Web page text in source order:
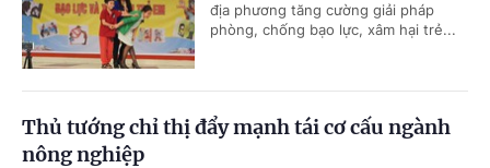
địa phương tăng cường giải pháp
phòng, chống bạo lực, xâm hại trẻ...
Thủ tướng chỉ thị đẩy mạnh tái cơ cấu ngành
nông nghiệp